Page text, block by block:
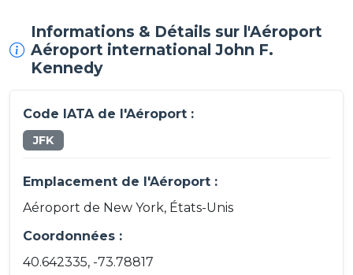
Informations & Détails sur l'Aéroport
Aéroport international John F.
Kennedy
Code IATA de l'Aéroport :
JFK
Emplacement de l'Aéroport :
Aéroport de New York, États-Unis
Coordonnées :
40.642335, -73.78817